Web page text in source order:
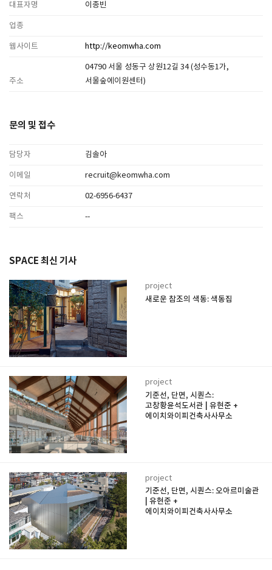
대표자명 이종빈
업종
웹사이트 http://keomwha.com
주소
04790 서울 성동구 상원12길 34 (성수동1가,
서울숲에이원센터)
문의 및 접수
담당자 김솔아
이메일 recruit@keomwha.com
연락처 02-6956-6437
팩스 --
SPACE 최신 기사
project
새로운 참조의 색동: 색동집
project
기준선, 단면, 시퀀스:
고창황윤석도서관 | 유현준 +
에이치와이피건축사사무소
project
기준선, 단면, 시퀀스: 오아르미술관
| 유현준 +
에이치와이피건축사사무소